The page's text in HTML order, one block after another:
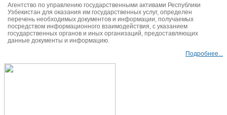
Агентство по управлению государственными активами Республики
Узбекистан для оказания им государственных услуг, определен
перечень необходимых документов и информации, получаемых
посредством информационного взаимодействия, с указанием
государственных органов и иных организаций, предоставляющих
данные документы и информацию.
Подробнее...